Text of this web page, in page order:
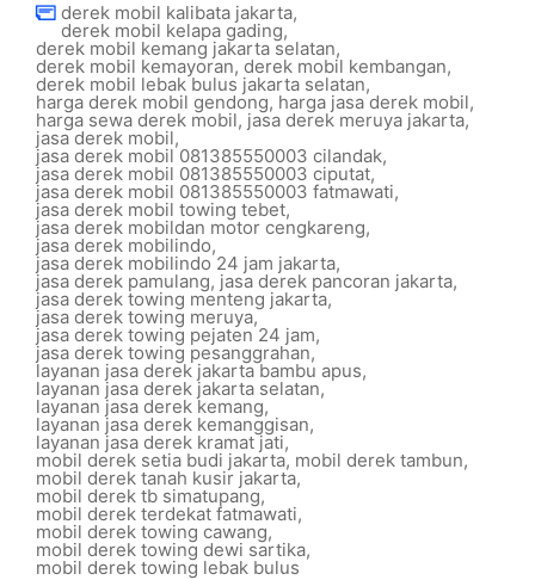
derek mobil kalibata jakarta,
derek mobil kelapa gading,
derek mobil kemang jakarta selatan,
derek mobil kemayoran, derek mobil kembangan,
derek mobil lebak bulus jakarta selatan,
harga derek mobil gendong, harga jasa derek mobil,
harga sewa derek mobil, jasa derek meruya jakarta,
jasa derek mobil,
jasa derek mobil 081385550003 cilandak,
jasa derek mobil 081385550003 ciputat,
jasa derek mobil 081385550003 fatmawati,
jasa derek mobil towing tebet,
jasa derek mobildan motor cengkareng,
jasa derek mobilindo,
jasa derek mobilindo 24 jam jakarta,
jasa derek pamulang, jasa derek pancoran jakarta,
jasa derek towing menteng jakarta,
jasa derek towing meruya,
jasa derek towing pejaten 24 jam,
jasa derek towing pesanggrahan,
layanan jasa derek jakarta bambu apus,
layanan jasa derek jakarta selatan,
layanan jasa derek kemang,
layanan jasa derek kemanggisan,
layanan jasa derek kramat jati,
mobil derek setia budi jakarta, mobil derek tambun,
mobil derek tanah kusir jakarta,
mobil derek tb simatupang,
mobil derek terdekat fatmawati,
mobil derek towing cawang,
mobil derek towing dewi sartika,
mobil derek towing lebak bulus